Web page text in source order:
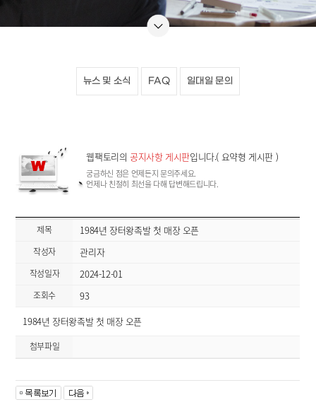
뉴스 및 소식 FAQ 일대일 문의
웹팩토리의공지사항 게시판입니다.( 요약형 게시판 )
궁금하신 점은 언제든지 문의주세요.
언제나 친절히 최선을 다해 답변해드립니다.
제목 1984년 장터왕족발 첫 매장 오픈
작성자 관리자
작성일자 2024-12-01
조회수
93
1984년 장터왕족발 첫 매장 오픈
첨부파일